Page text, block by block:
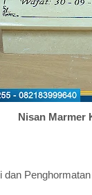
Nisan Marmer
dan Penghormatan